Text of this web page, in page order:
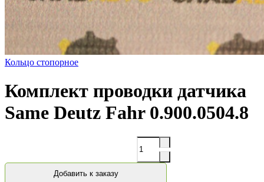
Кольцо стопорное
Комплект проводки датчика
Same Deutz Fahr 0.900.0504.8
Количество
Добавить к заказу